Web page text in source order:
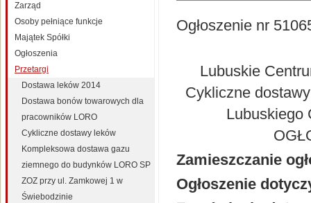
Ogłoszenie nr
Lubuskie
Cykliczne
Lubuskiego
Zamieszczanie
Ogłoszenie
Zarząd
Osoby pełniące funkcje
Majątek Spółki
Ogłoszenia
Przetargi
Dostawa leków 2014
Dostawa bonów towarowych dla
pracowników LORO
Cykliczne dostawy leków
Kompleksowa dostawa gazu
ziemnego do budynków LORO SP
ZOZ przy ul. Zamkowej 1 w
Świebodzinie